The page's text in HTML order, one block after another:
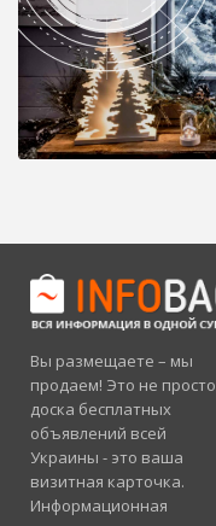
Вы размещаете – мы
продаем! Это не просто
доска бесплатных
объявлений всей
Украины - это ваша
визитная карточка.
Информационная